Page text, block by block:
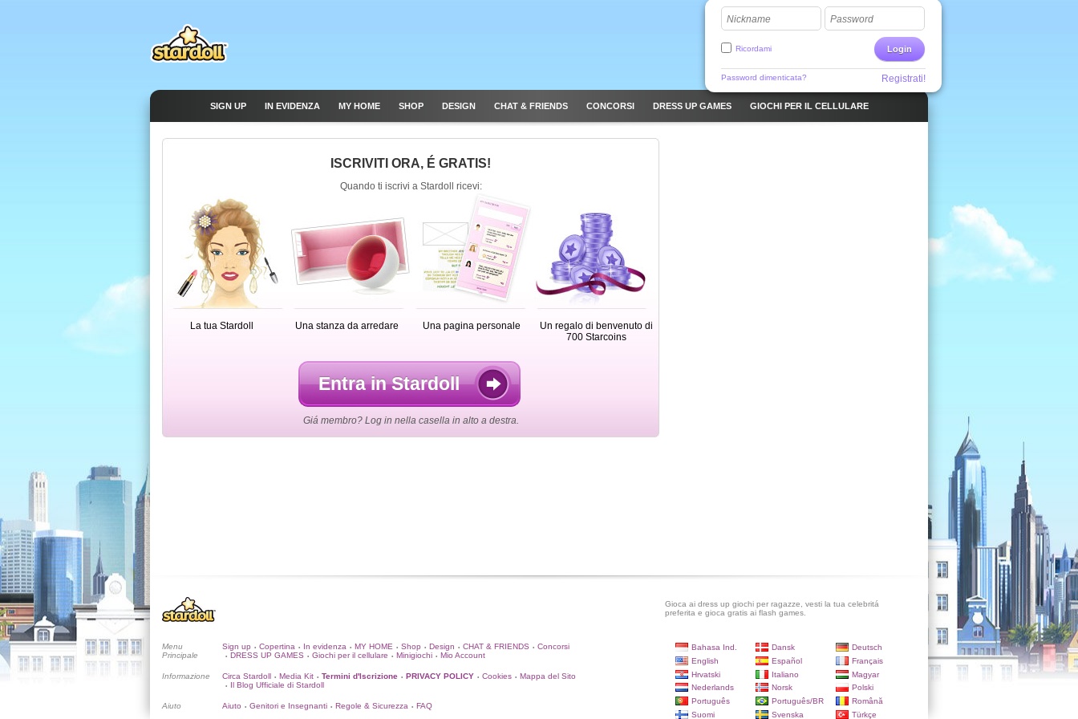
Nickname Password
Login
Ricordami
Password dimenticata? Registrati!
SIGN UP IN EVIDENZA MY HOME SHOP DESIGN CHAT & FRIENDS CONCORSI DRESS UP GAMES GIOCHI PER IL CELLULARE
ISCRIVITI ORA, É GRATIS!
Quando ti iscrivi a Stardoll ricevi:
La tua Stardoll Una stanza da arredare Una pagina personale
Un regalo di benvenuto di
700 Starcoins
Entra in Stardoll
Giá membro? Log in nella casella in alto a destra.
Gioca ai dress up giochi per ragazze, vesti la tua celebritá
preferita e gioca gratis ai flash games.
Menu
Principale
Sign up • Copertina • In evidenza • MY HOME • Shop • Design • CHAT & FRIENDS • Concorsi
• DRESS UP GAMES • Giochi per il cellulare • Minigiochi • Mio Account
Informazione Circa Stardoll • Media Kit • Termini d'Iscrizione • PRIVACY POLICY • Cookies • Mappa del Sito
• Il Blog Ufficiale di Stardoll
Aiuto Aiuto • Genitori e Insegnanti • Regole & Sicurezza • FAQ
Bahasa Ind. Dansk
Deutsch
English
Español
Français
Hrvatski
Italiano
Magyar
Nederlands
Norsk
Polski
Português
Português/BR
Română
Suomi
Svenska Türkçe